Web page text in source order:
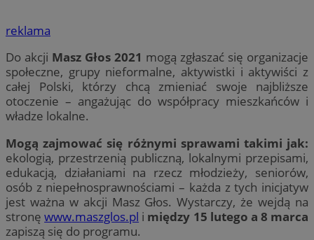
reklama
Do akcji Masz Głos 2021 mogą zgłaszać się organizacje
społeczne, grupy nieformalne, aktywistki i aktywiści z
całej Polski, którzy chcą zmieniać swoje najbliższe
otoczenie – angażując do współpracy mieszkańców i
władze lokalne.
Mogą zajmować się różnymi sprawami takimi jak:
ekologią, przestrzenią publiczną, lokalnymi przepisami,
edukacją, działaniami na rzecz młodzieży, seniorów,
osób z niepełnosprawnościami – każda z tych inicjatyw
jest ważna w akcji Masz Głos. Wystarczy, że wejdą na
stronęwww.maszglos.pl i między 15 lutego a 8 marca
zapiszą się do programu.